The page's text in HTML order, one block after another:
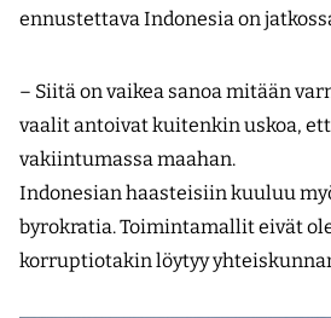
ennustettava Indonesia on
– Siitä on vaikea sanoa mitään
vaalit antoivat kuitenkin uskoa,
vakiintumassa maahan.
Indonesian haasteisiin kuuluu
byrokratia. Toimintamallit eivät
korruptiotakin löytyy